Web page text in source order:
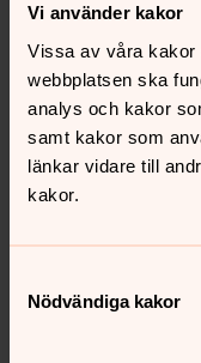
Vi använder kakor
Vissa av våra kakor
webbplatsen ska
analys och kakor
samt kakor som
länkar vidare till
kakor.
Nödvändiga kakor
Princess Anna
pris av den
för första gången.
Wazówna (Anna
protestant, och en
hjälpte många
innehåll?